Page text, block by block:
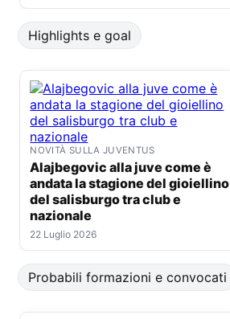
Highlights e goal
NOVITÀ SULLA JUVENTUS
Alajbegovic alla juve come è
andata la stagione del gioiellino
del salisburgo tra club e
nazionale
22 Luglio 2026
Probabili formazioni e convocati